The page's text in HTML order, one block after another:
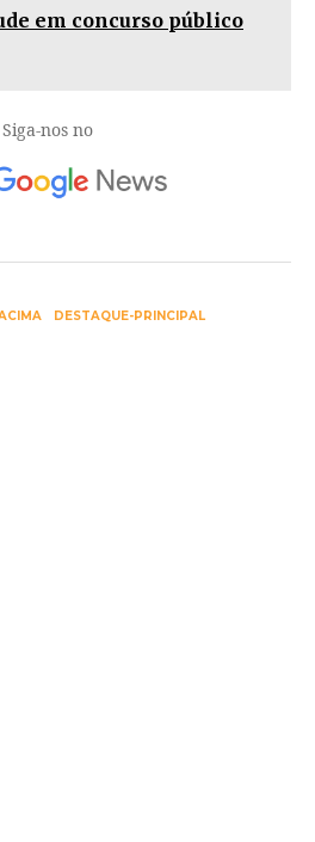
em concurso público
Siga-nos no
DESTAQUE-PRINCIPAL